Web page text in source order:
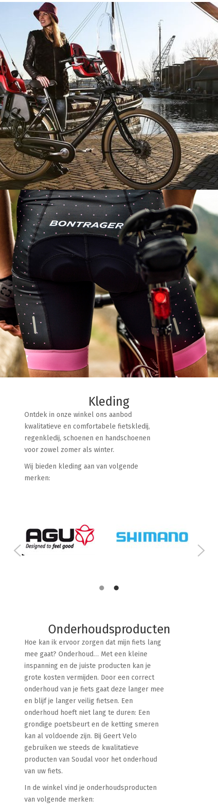
Kleding
Ontdek in onze winkel ons aanbod
kwalitatieve en comfortabele fietskledij,
regenkledij, schoenen en handschoenen
voor zowel zomer als winter.
Wij bieden kleding aan van volgende
merken:
Onderhoudsproducten
Hoe kan ik ervoor zorgen dat mijn fiets lang
mee gaat? Onderhoud… Met een kleine
inspanning en de juiste producten kan je
grote kosten vermijden. Door een correct
onderhoud van je fiets gaat deze langer mee
en blijf je langer veilig fietsen. Een
onderhoud hoeft niet lang te duren: Een
grondige poetsbeurt en de ketting smeren
kan al voldoende zijn. Bij Geert Velo
gebruiken we steeds de kwalitatieve
producten van Soudal voor het onderhoud
van uw fiets.
In de winkel vind je onderhoudsproducten
van volgende merken: